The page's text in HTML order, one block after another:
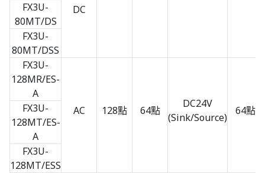
DC
FX3U-
80MT/DS
FX3U-
80MT/DSS
FX3U-
128MR/ES-
A
AC
128點 64點
DC24V
(Sink/Source)
64點
FX3U-
128MT/ES-
A
FX3U-
128MT/ESS